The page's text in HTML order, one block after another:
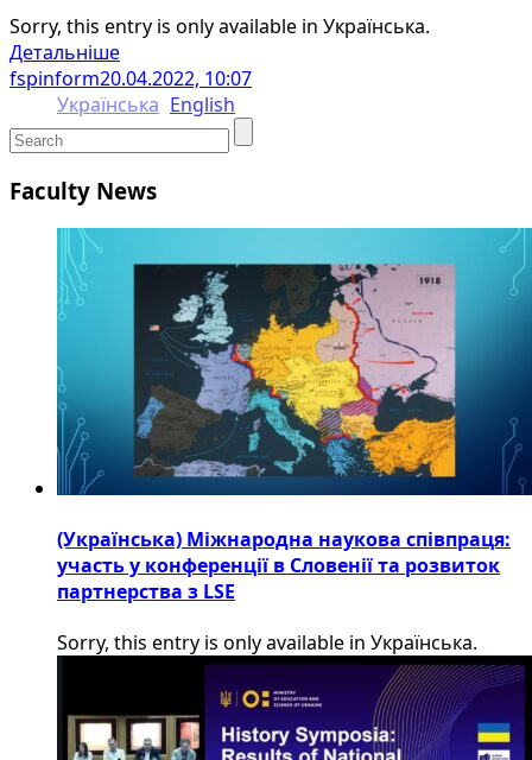
Sorry, this entry is only available in Українська.
Детальніше
fspinform20.04.2022, 10:07
Українська English
Faculty News
(Українська) Міжнародна наукова співпраця:
участь у конференції в Словенії та розвиток
партнерства з LSE
Sorry, this entry is only available in Українська.